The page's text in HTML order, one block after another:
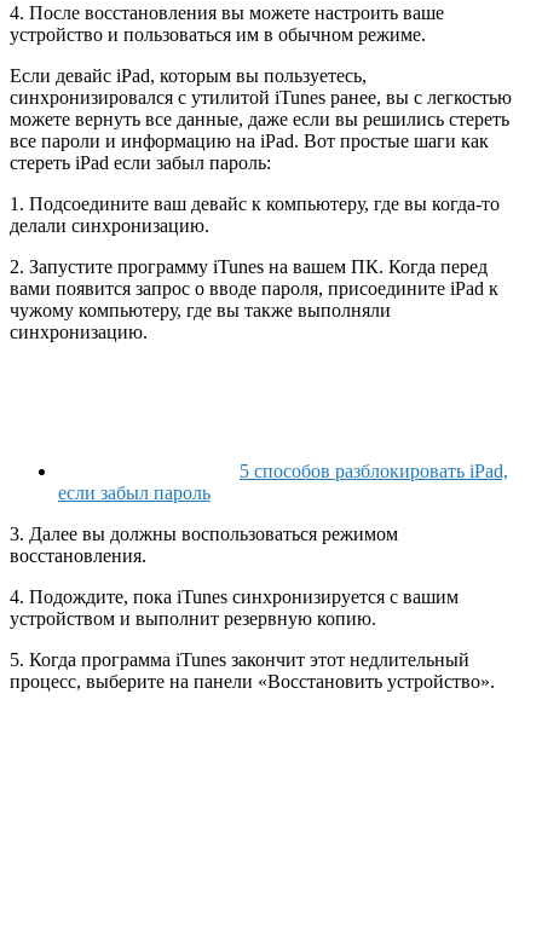
4. После восстановления вы можете настроить ваше
устройство и пользоваться им в обычном режиме.
Если девайс iPad, которым вы пользуетесь,
синхронизировался с утилитой iTunes ранее, вы с легкостью
можете вернуть все данные, даже если вы решились стереть
все пароли и информацию на iPad. Вот простые шаги как
стереть iPad если забыл пароль:
1. Подсоедините ваш девайс к компьютеру, где вы когда-то
делали синхронизацию.
2. Запустите программу iTunes на вашем ПК. Когда перед
вами появится запрос о вводе пароля, присоедините iPad к
чужому компьютеру, где вы также выполняли
синхронизацию.
5 способов разблокировать iPad,
если забыл пароль
3. Далее вы должны воспользоваться режимом
восстановления.
4. Подождите, пока iTunes синхронизируется с вашим
устройством и выполнит резервную копию.
5. Когда программа iTunes закончит этот недлительный
процесс, выберите на панели «Восстановить устройство».